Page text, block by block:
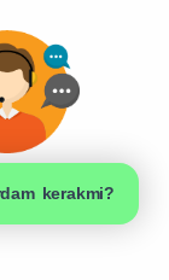
kerakmi?